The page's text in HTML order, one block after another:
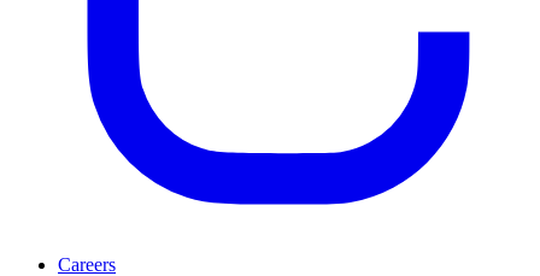
Careers